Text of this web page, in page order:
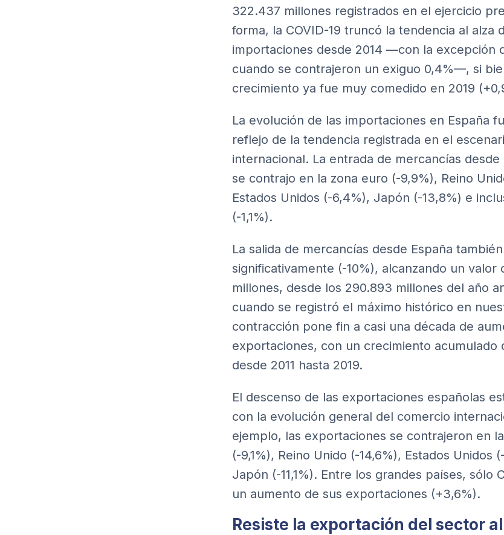
322.437 millones registrados en el ejercicio
forma, la COVID-19 truncó la tendencia al alza
importaciones desde 2014 —con la excepción
cuando se contrajeron un exiguo 0,4%—, si
crecimiento ya fue muy comedido en 2019
La evolución de las importaciones en España
reflejo de la tendencia registrada en el
internacional. La entrada de mercancías
se contrajo en la zona euro (-9,9%), Reino
Estados Unidos (-6,4%), Japón (-13,8%) e
(-1,1%).
La salida de mercancías desde España
significativamente (-10%), alcanzando un valor
millones, desde los 290.893 millones del año
cuando se registró el máximo histórico en
contracción pone fin a casi una década de
exportaciones, con un crecimiento acumulado
desde 2011 hasta 2019.
El descenso de las exportaciones españolas
con la evolución general del comercio
ejemplo, las exportaciones se contrajeron en
(-9,1%), Reino Unido (-14,6%), Estados Unidos
Japón (-11,1%). Entre los grandes países, sólo
un aumento de sus exportaciones (+3,6%).
Resiste la exportación del sector